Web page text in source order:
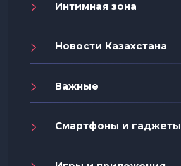
Интимная зона
Новости Казахстана
Важные
Смартфоны и гаджеты